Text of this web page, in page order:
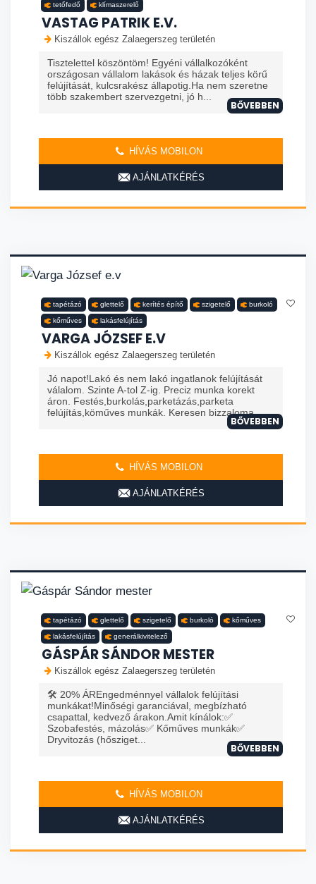
tetőfedő klímaszerelő
VASTAG PATRIK E.V.
Kiszállok egész Zalaegerszeg területén
Tisztelettel köszöntöm! Egyéni vállalkozóként
országosan vállalom lakások és házak teljes körű
felújítását, kulcsrakész állapotig.Ha nem szeretne
több szakembert szervezgetni, jó h...
BŐVEBBEN
HÍVÁS MOBILON
AJÁNLATKÉRÉS
tapétázó glettelő kerítés építő szigetelő burkoló
kőműves lakásfelújítás
VARGA JÓZSEF E.V
Kiszállok egész Zalaegerszeg területén
Jó napot!Lakó és nem lakó ingatlanok felújítását
válalom. Szinte A-tol Z-ig. Preciz munka korekt
áron. Festés,burkolás,parketázás,parketa
felújítás,köműves munkák. Keresen bizzaloma
BŐVEBBEN
HÍVÁS MOBILON
AJÁNLATKÉRÉS
tapétázó glettelő szigetelő burkoló kőműves
lakásfelújítás generálkivitelező
GÁSPÁR SÁNDOR MESTER
Kiszállok egész Zalaegerszeg területén
🛠️ 20% ÁREngedménnyel vállalok felújítási
munkákat!Minőségi garanciával, megbízható
csapattal, kedvező árakon.Amit kínálok:✅
Szobafestés, mázolás✅ Kőműves munkák✅
Dryvitozás (hősziget...
BŐVEBBEN
HÍVÁS MOBILON
AJÁNLATKÉRÉS